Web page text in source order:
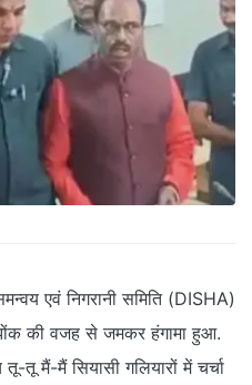
एवं निगरानी समिति (DISHA)
की वजह से जमकर हंगामा हुआ.
तू मैं-मैं सियासी गलियारों में चर्चा